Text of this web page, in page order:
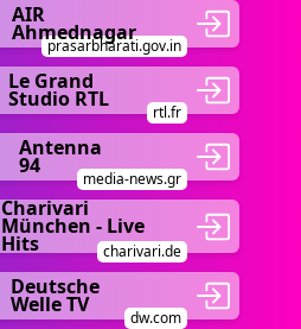
AIR
Ahmednagar
prasarbharati.gov.in
Le Grand
Studio RTL
rtl.fr
Antenna
94
media-news.gr
Charivari
München - Live
Hits charivari.de
Deutsche
Welle TV
dw.com